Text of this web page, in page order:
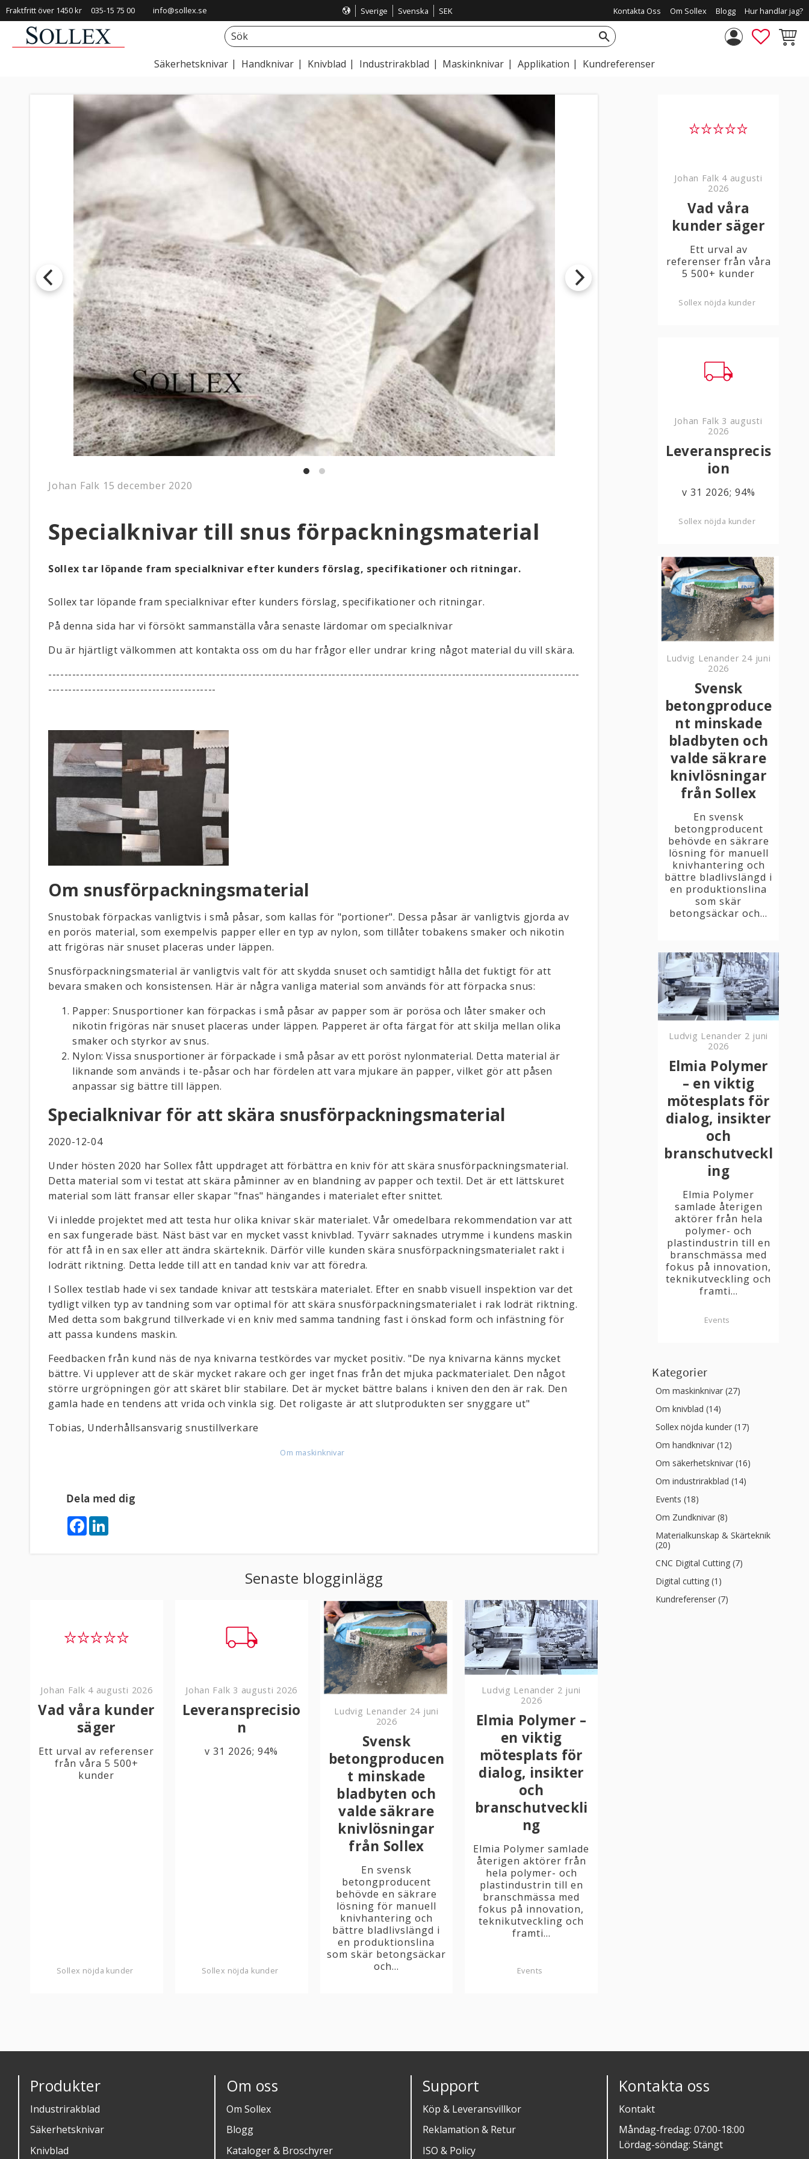
Fraktfritt över 1450 kr 035-15 75 00 info@sollex.se Sverige Svenska SEK Kontakta Oss Om Sollex Blogg Hur handlar jag?
Säkerhetsknivar Handknivar Knivblad Industrirakblad Maskinknivar Applikation Kundreferenser
Johan Falk 15 december 2020
Specialknivar till snus förpackningsmaterial
Sollex tar löpande fram specialknivar efter kunders förslag, specifikationer och ritningar.
Sollex tar löpande fram specialknivar efter kunders förslag, specifikationer och ritningar.
På denna sida har vi försökt sammanställa våra senaste lärdomar om specialknivar
Du är hjärtligt välkommen att kontakta oss om du har frågor eller undrar kring något material du vill skära.
-------------------------------------------------------------------------------------------------------------------------------------
------------------------------------------
Om snusförpackningsmaterial
Snustobak förpackas vanligtvis i små påsar, som kallas för "portioner". Dessa påsar är vanligtvis gjorda av
en porös material, som exempelvis papper eller en typ av nylon, som tillåter tobakens smaker och nikotin
att frigöras när snuset placeras under läppen.
Snusförpackningsmaterial är vanligtvis valt för att skydda snuset och samtidigt hålla det fuktigt för att
bevara smaken och konsistensen. Här är några vanliga material som används för att förpacka snus:
Papper: Snusportioner kan förpackas i små påsar av papper som är porösa och låter smaker och
nikotin frigöras när snuset placeras under läppen. Papperet är ofta färgat för att skilja mellan olika
smaker och styrkor av snus.
Nylon: Vissa snusportioner är förpackade i små påsar av ett poröst nylonmaterial. Detta material är
liknande som används i te-påsar och har fördelen att vara mjukare än papper, vilket gör att påsen
anpassar sig bättre till läppen.
Specialknivar för att skära snusförpackningsmaterial
2020-12-04
Under hösten 2020 har Sollex fått uppdraget att förbättra en kniv för att skära snusförpackningsmaterial.
Detta material som vi testat att skära påminner av en blandning av papper och textil. Det är ett lättskuret
material som lätt fransar eller skapar "fnas" hängandes i materialet efter snittet.
Vi inledde projektet med att testa hur olika knivar skär materialet. Vår omedelbara rekommendation var att
en sax fungerade bäst. Näst bäst var en mycket vasst knivblad. Tyvärr saknades utrymme i kundens maskin
för att få in en sax eller att ändra skärteknik. Därför ville kunden skära snusförpackningsmaterialet rakt i
lodrätt riktning. Detta ledde till att en tandad kniv var att föredra.
I Sollex testlab hade vi sex tandade knivar att testskära materialet. Efter en snabb visuell inspektion var det
tydligt vilken typ av tandning som var optimal för att skära snusförpackningsmaterialet i rak lodrät riktning.
Med detta som bakgrund tillverkade vi en kniv med samma tandning fast i önskad form och infästning för
att passa kundens maskin.
Feedbacken från kund näs de nya knivarna testkördes var mycket positiv. "De nya knivarna känns mycket
bättre. Vi upplever att de skär mycket rakare och ger inget fnas från det mjuka packmaterialet. Den något
större urgröpningen gör att skäret blir stabilare. Det är mycket bättre balans i kniven den den är rak. Den
gamla hade en tendens att vrida och vinkla sig. Det roligaste är att slutprodukten ser snyggare ut"
Tobias, Underhållsansvarig snustillverkare
Om maskinknivar
Dela med dig
F
a
Senaste blogginlägg
Johan Falk 4 augusti 2026
Vad våra kunder
säger
Ett urval av referenser
från våra 5 500+
kunder
Sollex nöjda kunder
Johan Falk 3 augusti 2026
Leveransprecisio
n
v 31 2026; 94%
Sollex nöjda kunder
Ludvig Lenander 24 juni
2026
Svensk
betongproducen
t minskade
bladbyten och
valde säkrare
knivlösningar
från Sollex
En svensk
betongproducent
behövde en säkrare
lösning för manuell
knivhantering och
bättre bladlivslängd i
en produktionslina
som skär betongsäckar
och...
Ludvig Lenander 2 juni
2026
Elmia Polymer –
en viktig
mötesplats för
dialog, insikter
och
branschutveckli
ng
Elmia Polymer samlade
återigen aktörer från
hela polymer- och
plastindustrin till en
branschmässa med
fokus på innovation,
teknikutveckling och
framti...
Events
Johan Falk 4 augusti
2026
Vad våra
kunder säger
Ett urval av
referenser från våra
5 500+ kunder
Sollex nöjda kunder
Johan Falk 3 augusti
2026
Leveransprecis
ion
v 31 2026; 94%
Sollex nöjda kunder
Ludvig Lenander 24 juni
2026
Svensk
betongproduce
nt minskade
bladbyten och
valde säkrare
knivlösningar
från Sollex
En svensk
betongproducent
behövde en säkrare
lösning för manuell
knivhantering och
bättre bladlivslängd i
en produktionslina
som skär
betongsäckar och...
Ludvig Lenander 2 juni
2026
Elmia Polymer
– en viktig
mötesplats för
dialog, insikter
och
branschutveckl
ing
Elmia Polymer
samlade återigen
aktörer från hela
polymer- och
plastindustrin till en
branschmässa med
fokus på innovation,
teknikutveckling och
framti...
Events
Kategorier
Om maskinknivar (27)
Om knivblad (14)
Sollex nöjda kunder (17)
Om handknivar (12)
Om säkerhetsknivar (16)
Om industrirakblad (14)
Events (18)
Om Zundknivar (8)
Materialkunskap & Skärteknik
(20)
CNC Digital Cutting (7)
Digital cutting (1)
Kundreferenser (7)
Produkter
Industrirakblad
Säkerhetsknivar
Knivblad
Om oss
Om Sollex
Blogg
Kataloger & Broschyrer
Support
Köp & Leveransvillkor
Reklamation & Retur
ISO & Policy
Kontakta oss
Kontakt
Måndag-fredag: 07:00-18:00
Lördag-söndag: Stängt